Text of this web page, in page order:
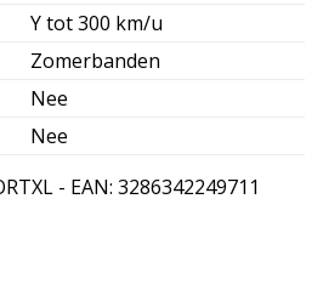
Y tot 300 km/u
Zomerbanden
Nee
Nee
- EAN: 3286342249711